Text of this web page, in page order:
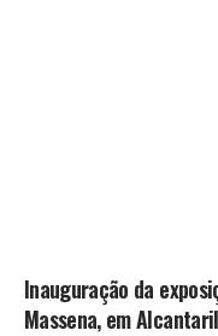
Inauguração da
Massena, em